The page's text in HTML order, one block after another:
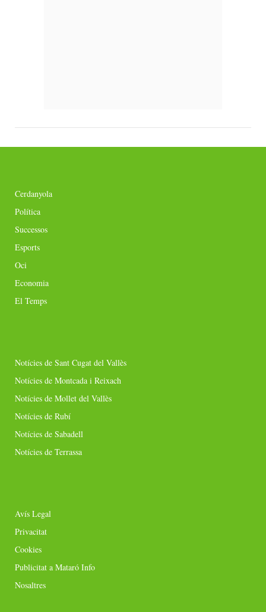
Cerdanyola
Política
Successos
Esports
Oci
Economia
El Temps
Notícies de Sant Cugat del Vallès
Notícies de Montcada i Reixach
Notícies de Mollet del Vallès
Notícies de Rubí
Notícies de Sabadell
Notícies de Terrassa
Avís Legal
Privacitat
Cookies
Publicitat a Mataró Info
Nosaltres